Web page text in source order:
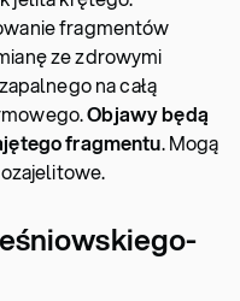
fragmentów
ze zdrowymi
na całą
Objawy będą
fragmentu. Mogą